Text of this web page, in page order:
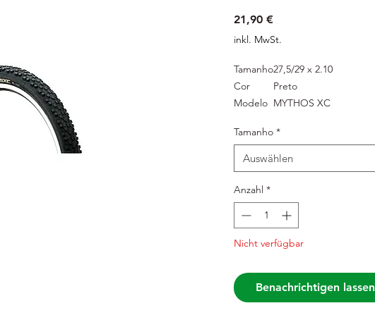
21,90 €Preis
inkl. MwSt.
Tamanho27,5/29 x 2.10
Cor
Preto
Modelo MYTHOS XC
Tamanho *
Auswählen
Anzahl *
Nicht verfügbar
Benachrichtigen lassen